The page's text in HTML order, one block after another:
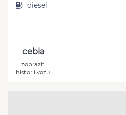
diesel
cebia
zobrazit
historii vozu